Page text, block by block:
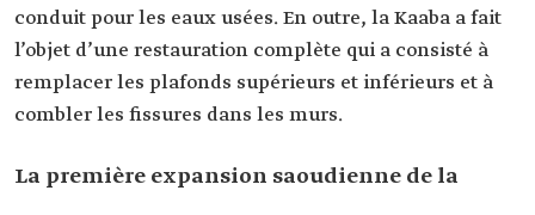
conduit pour les eaux usées. En outre, la Kaaba a fait
l’objet d’une restauration complète qui a consisté à
remplacer les plafonds supérieurs et inférieurs et à
combler les fissures dans les murs.
La première expansion saoudienne de la